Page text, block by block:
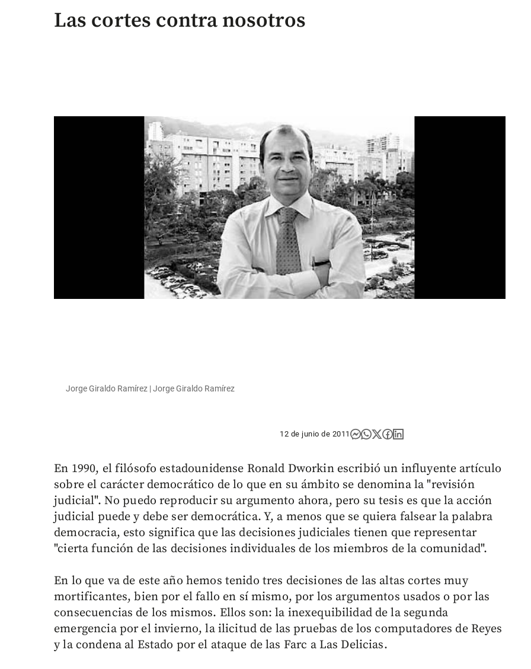
Las cortes contra nosotros
Jorge Giraldo Ramírez | Jorge Giraldo Ramírez
12 de junio de 2011
En 1990, el filósofo estadounidense Ronald Dworkin escribió un influyente artículo
sobre el carácter democrático de lo que en su ámbito se denomina la "revisión
judicial". No puedo reproducir su argumento ahora, pero su tesis es que la acción
judicial puede y debe ser democrática. Y, a menos que se quiera falsear la palabra
democracia, esto significa que las decisiones judiciales tienen que representar
"cierta función de las decisiones individuales de los miembros de la comunidad".
En lo que va de este año hemos tenido tres decisiones de las altas cortes muy
mortificantes, bien por el fallo en sí mismo, por los argumentos usados o por las
consecuencias de los mismos. Ellos son: la inexequibilidad de la segunda
emergencia por el invierno, la ilicitud de las pruebas de los computadores de Reyes
y la condena al Estado por el ataque de las Farc a Las Delicias.